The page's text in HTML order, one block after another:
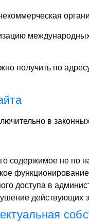
получить по
в
содержимое не по
доступа в
действующих